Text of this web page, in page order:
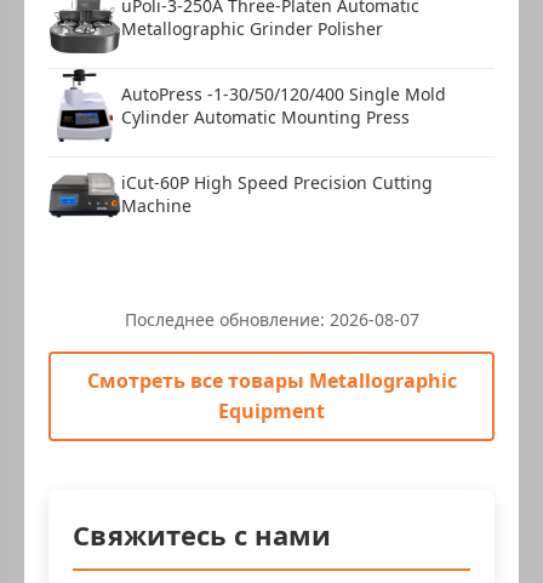
uPoli-3-250A Three-Platen Automatic
Metallographic Grinder Polisher
AutoPress -1-30/50/120/400 Single Mold
Cylinder Automatic Mounting Press
iCut-60P High Speed Precision Cutting
Machine
Последнее обновление: 2026-08-07
Смотреть все товары Metallographic
Equipment
Свяжитесь с нами